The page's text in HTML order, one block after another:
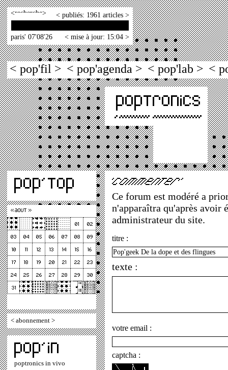
< > < publiés: 1961 articles >
paris' 07'08'26 < mise à jour: 15:04 >
< pop'fil > < pop'agenda > < pop'lab > <
< abonnement >
poptronics in vivo
Ce forum est modéré a
n'apparaîtra qu'après avoir
administrateur du site.
titre :
texte :
votre email :
captcha :